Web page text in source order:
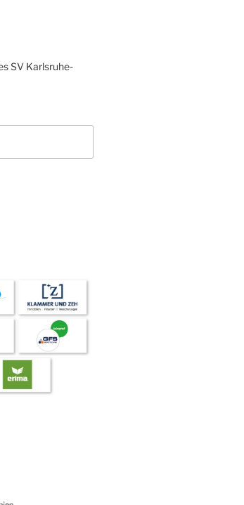
SV Karlsruhe-